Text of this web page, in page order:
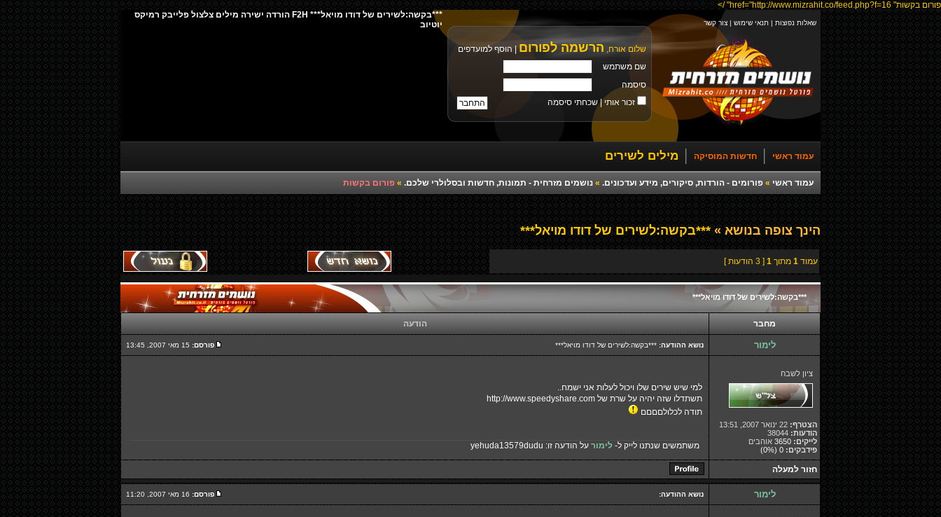
פורום בקשות" href="http://www.mizrahit.co/feed.php?f=16" />
שאלות נפוצות | תנאי שימוש | צור קשר
שלום אורח, הרשמה לפורום
הוסף למועדפים
שם משתמש
סיסמה
זכור אותי |שכחתי סיסמה
***בקשה:לשירים של דודו מויאל*** F2H הורדה ישירה מילים צלצול פלייבק רמיקס
יוטיוב
עמוד ראשי חדשות המוסיקה מילים לשירים
עמוד ראשי » פורומים - הורדות, סיקורים, מידע ועדכונים. » נושמים מזרחית - תמונות, חדשות ובסלולרי שלכם. » פורום בקשות
הינך צופה בנושא » ***בקשה:לשירים של דודו מויאל***
עמוד 1 מתוך 1 [ 3 הודעות ]
***בקשה:לשירים של דודו מויאל***
מחבר הודעה
לימור נושא ההודעה: ***בקשה:לשירים של דודו מויאל*** פורסם:
ציון לשבח
הצטרף:
הודעות:
לייקים: 3650 אוהבים
פידבקים: 0
(0%)
למי שיש שירים שלו ויכול לעלות אני ישמח..
תשתדלו שזה יהיה על שרת של http://www.speedyshare.com
תודה לכלולםםםם
משתמשים שנתנו לייק ל- לימור על הודעה זו: yehuda13579dudu
חזור למעלה
לימור נושא ההודעה: פורסם: